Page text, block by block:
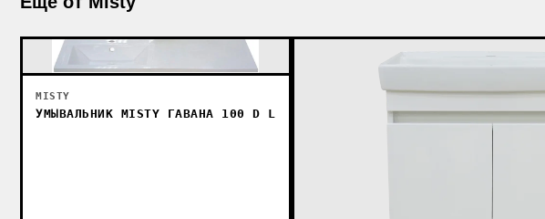
MISTY
УМЫВАЛЬНИК MISTY ГАВАНА 100 D L